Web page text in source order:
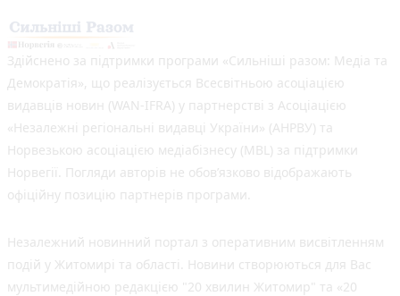
Здійснено за підтримки програми «Сильніші разом: Медіа та
Демократія», що реалізується Всесвітньою асоціацією
видавців новин (WAN-IFRA) у партнерстві з Асоціацією
«Незалежні регіональні видавці України» (АНРВУ) та
Норвезькою асоціацією медіабізнесу (MBL) за підтримки
Норвегії. Погляди авторів не обов’язково відображають
офіційну позицію партнерів програми.
Незалежний новинний портал з оперативним висвітленням
подій у Житомирі та області. Новини створюються для Вас
мультимедійною редакцією "20 хвилин Житомир" та «20